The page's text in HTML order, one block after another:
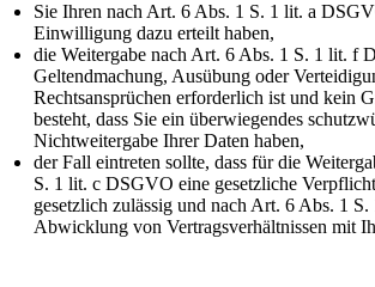
Sie Ihren nach Art. 6 Abs. 1 S. 1 lit. a
Einwilligung dazu erteilt haben,
die Weitergabe nach Art. 6 Abs. 1 S. 1 lit. f
Geltendmachung, Ausübung oder
Rechtsansprüchen erforderlich ist und kein
besteht, dass Sie ein überwiegendes
Nichtweitergabe Ihrer Daten haben,
der Fall eintreten sollte, dass für die
S. 1 lit. c DSGVO eine gesetzliche
gesetzlich zulässig und nach Art. 6 Abs. 1
Abwicklung von Vertragsverhältnissen mit